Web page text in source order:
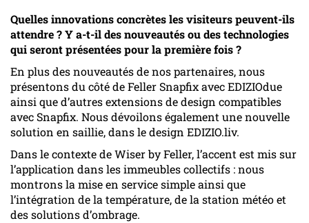
Quelles innovations concrètes les visiteurs peuvent-ils
attendre ? Y a-t-il des nouveautés ou des technologies
qui seront présentées pour la première fois ?
En plus des nouveautés de nos partenaires, nous
présentons du côté de Feller Snapfix avec EDIZIOdue
ainsi que d’autres extensions de design compatibles
avec Snapfix. Nous dévoilons également une nouvelle
solution en saillie, dans le design EDIZIO.liv.
Dans le contexte de Wiser by Feller, l’accent est mis sur
l’application dans les immeubles collectifs : nous
montrons la mise en service simple ainsi que
l’intégration de la température, de la station météo et
des solutions d’ombrage.